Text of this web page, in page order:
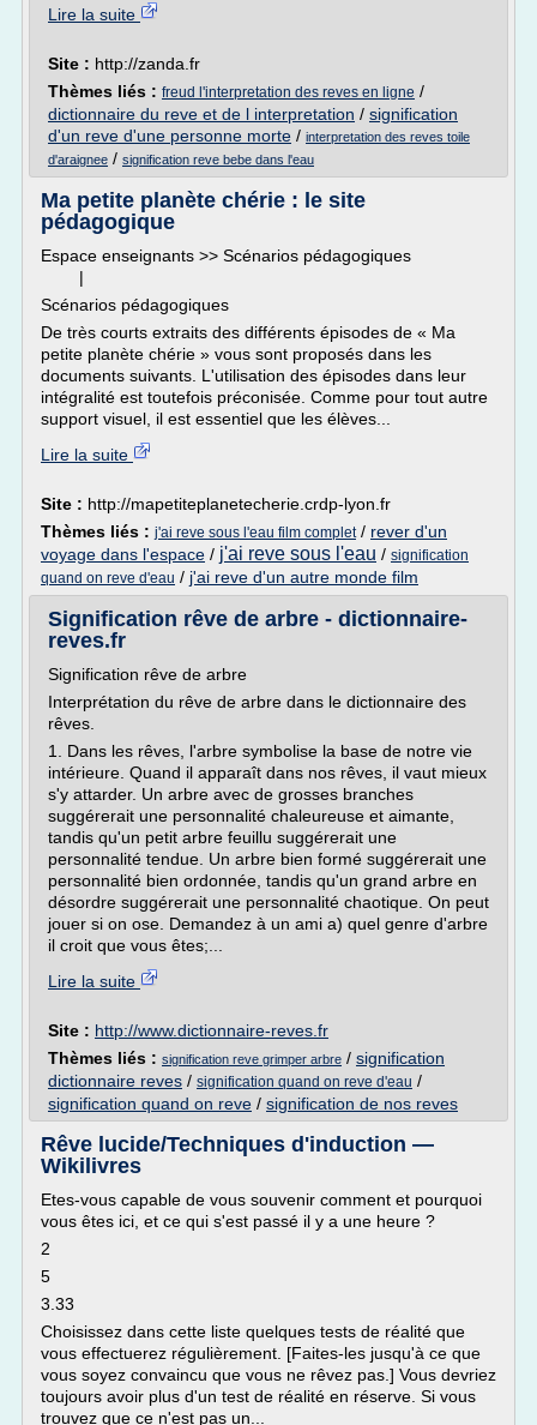
Lire la suite
Site : http://zanda.fr
Thèmes liés : freud l'interpretation des reves en ligne /
dictionnaire du reve et de l interpretation / signification
d'un reve d'une personne morte / interpretation des reves toile
d'araignee / signification reve bebe dans l'eau
Ma petite planète chérie : le site
pédagogique
Espace enseignants >> Scénarios pédagogiques
|
Scénarios pédagogiques
De très courts extraits des différents épisodes de « Ma
petite planète chérie » vous sont proposés dans les
documents suivants. L'utilisation des épisodes dans leur
intégralité est toutefois préconisée. Comme pour tout autre
support visuel, il est essentiel que les élèves...
Lire la suite
Site : http://mapetiteplanetecherie.crdp-lyon.fr
Thèmes liés : j'ai reve sous l'eau film complet/ rever d'un
voyage dans l'espace / j'ai reve sous l'eau / signification
quand on reve d'eau / j'ai reve d'un autre monde film
Signification rêve de arbre - dictionnaire-
reves.fr
Signification rêve de arbre
Interprétation du rêve de arbre dans le dictionnaire des
rêves.
1. Dans les rêves, l'arbre symbolise la base de notre vie
intérieure. Quand il apparaît dans nos rêves, il vaut mieux
s'y attarder. Un arbre avec de grosses branches
suggérerait une personnalité chaleureuse et aimante,
tandis qu'un petit arbre feuillu suggérerait une
personnalité tendue. Un arbre bien formé suggérerait une
personnalité bien ordonnée, tandis qu'un grand arbre en
désordre suggérerait une personnalité chaotique. On peut
jouer si on ose. Demandez à un ami a) quel genre d'arbre
il croit que vous êtes;...
Lire la suite
Site : http://www.dictionnaire-reves.fr
Thèmes liés : signification reve grimper arbre / signification
dictionnaire reves / signification quand on reve d'eau /
signification quand on reve / signification de nos reves
Rêve lucide/Techniques d'induction —
Wikilivres
Etes-vous capable de vous souvenir comment et pourquoi
vous êtes ici, et ce qui s'est passé il y a une heure ?
2
5
3.33
Choisissez dans cette liste quelques tests de réalité que
vous effectuerez régulièrement. [Faites-les jusqu'à ce que
vous soyez convaincu que vous ne rêvez pas.] Vous devriez
toujours avoir plus d'un test de réalité en réserve. Si vous
trouvez que ce n'est pas un...